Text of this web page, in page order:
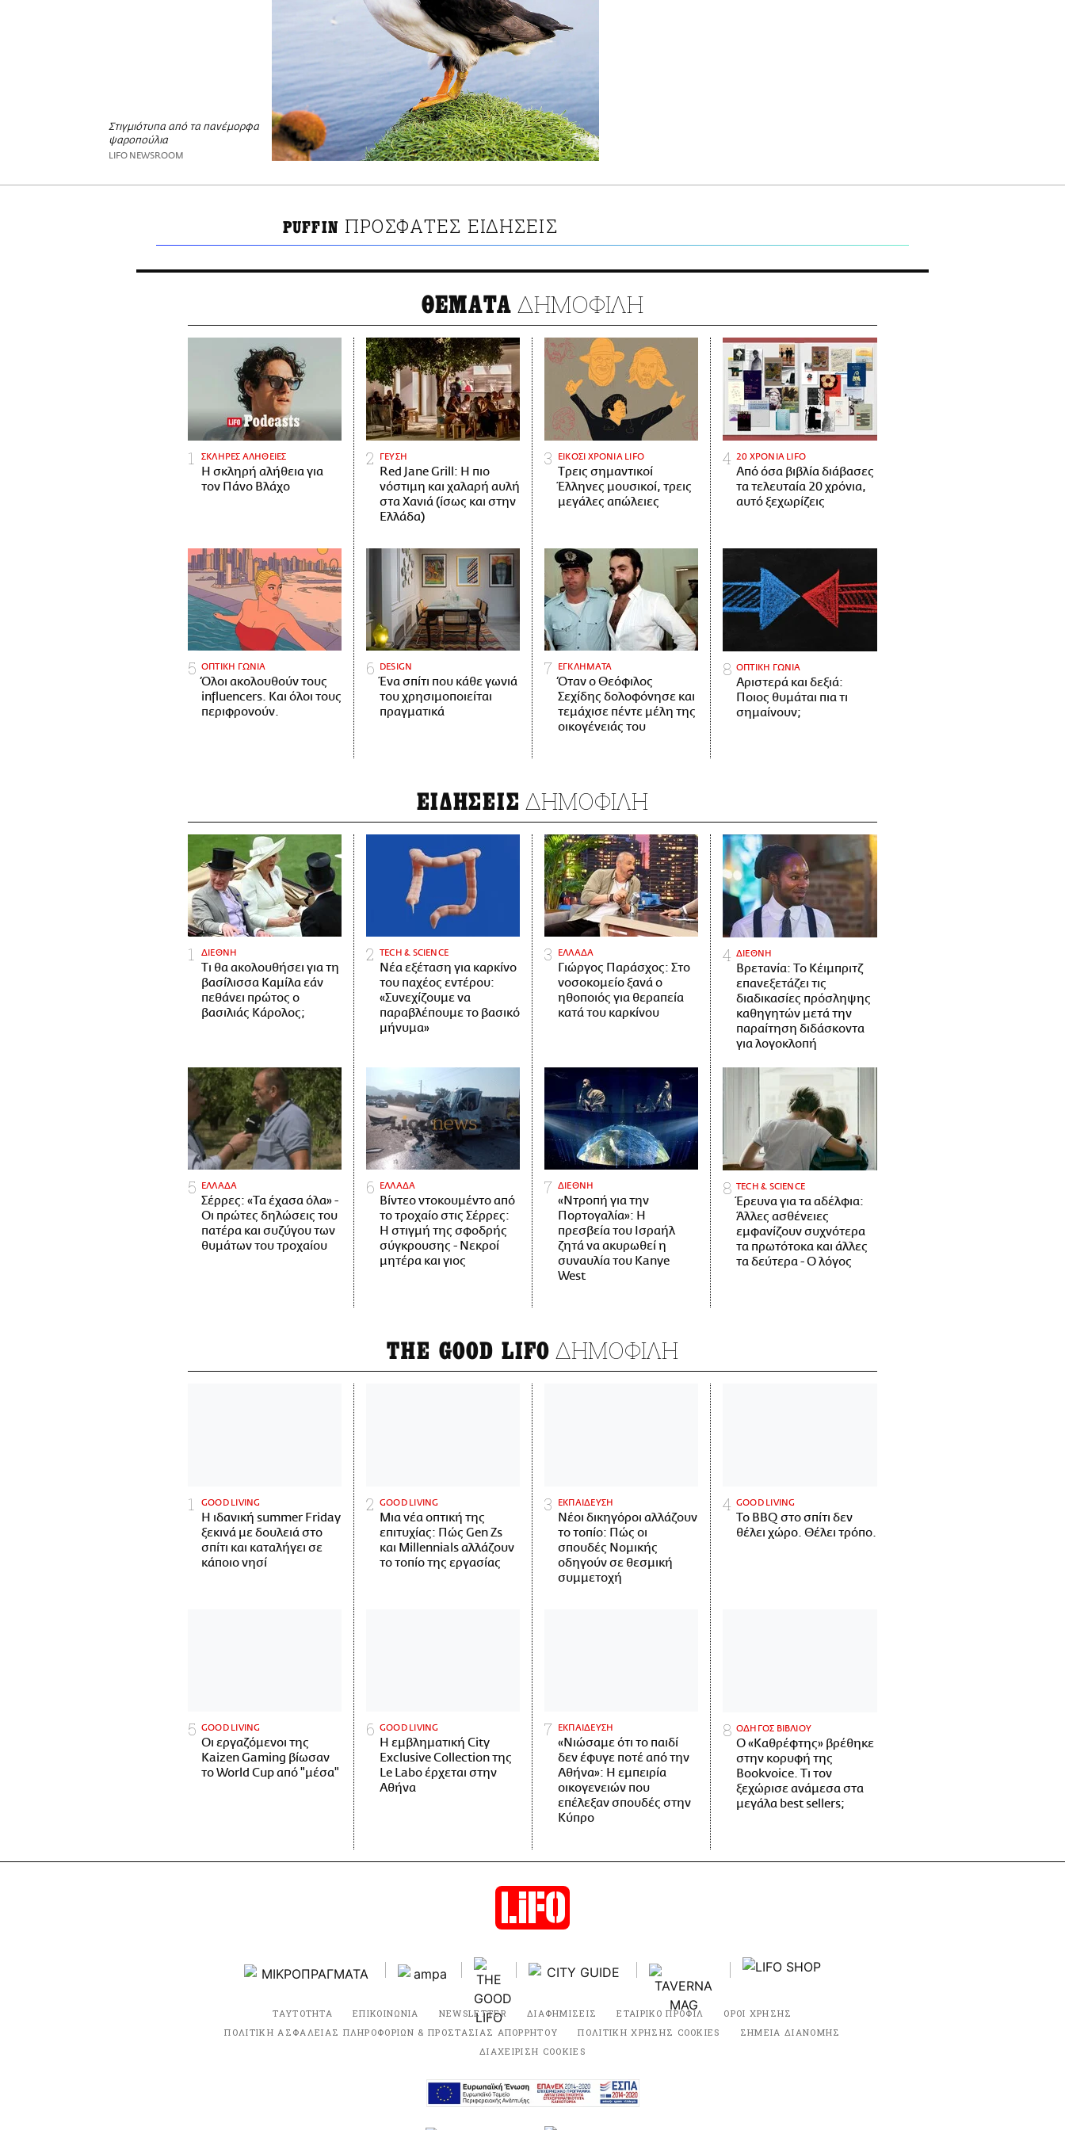
Στιγμιότυπα από τα πανέμορφα
ψαροπούλια
LIFO NEWSROOM
PUFFIN ΠΡΟΣΦΑΤΕΣ ΕΙΔΗΣΕΙΣ
ΘΕΜΑΤΑ ΔΗΜΟΦΙΛΗ
ΣΚΛΗΡΕΣ ΑΛΗΘΕΙΕΣ
H σκληρή αλήθεια για
τον Πάνο Βλάχο
ΓΕΥΣΗ
Red Jane Grill: Η πιο
νόστιμη και χαλαρή αυλή
στα Χανιά (ίσως και στην
Ελλάδα)
ΕΙΚΟΣΙ ΧΡΟΝΙΑ LIFO
Tρεις σημαντικοί
Έλληνες μουσικοί, τρεις
μεγάλες απώλειες
20 ΧΡΟΝΙΑ LIFO
Από όσα βιβλία διάβασες
τα τελευταία 20 χρόνια,
αυτό ξεχωρίζεις
ΟΠΤΙΚΗ ΓΩΝΙΑ
Όλοι ακολουθούν τους
influencers. Και όλοι τους
περιφρονούν.
DESIGN
Ένα σπίτι που κάθε γωνιά
του χρησιμοποιείται
πραγματικά
ΕΓΚΛΗΜΑΤΑ
Όταν ο Θεόφιλος
Σεχίδης δολοφόνησε και
τεμάχισε πέντε μέλη της
οικογένειάς του
ΟΠΤΙΚΗ ΓΩΝΙΑ
Αριστερά και δεξιά:
Ποιος θυμάται πια τι
σημαίνουν;
ΕΙΔΗΣΕΙΣ ΔΗΜΟΦΙΛΗ
ΔΙΕΘΝΗ
Τι θα ακολουθήσει για τη
βασίλισσα Καμίλα εάν
πεθάνει πρώτος ο
βασιλιάς Κάρολος;
ΤECH & SCIENCE
Νέα εξέταση για καρκίνο
του παχέος εντέρου:
«Συνεχίζουμε να
παραβλέπουμε το βασικό
μήνυμα»
ΕΛΛΑΔΑ
Γιώργος Παράσχος: Στο
νοσοκομείο ξανά ο
ηθοποιός για θεραπεία
κατά του καρκίνου
ΔΙΕΘΝΗ
Βρετανία: Το Κέιμπριτζ
επανεξετάζει τις
διαδικασίες πρόσληψης
καθηγητών μετά την
παραίτηση διδάσκοντα
για λογοκλοπή
ΕΛΛΑΔΑ
Σέρρες: «Τα έχασα όλα» -
Οι πρώτες δηλώσεις του
πατέρα και συζύγου των
θυμάτων του τροχαίου
ΕΛΛΑΔΑ
Βίντεο ντοκουμέντο από
το τροχαίο στις Σέρρες:
Η στιγμή της σφοδρής
σύγκρουσης - Νεκροί
μητέρα και γιος
ΔΙΕΘΝΗ
«Ντροπή για την
Πορτογαλία»: Η
πρεσβεία του Ισραήλ
ζητά να ακυρωθεί η
συναυλία του Kanye
West
ΤECH & SCIENCE
Έρευνα για τα αδέλφια:
Άλλες ασθένειες
εμφανίζουν συχνότερα
τα πρωτότοκα και άλλες
τα δεύτερα - Ο λόγος
THE GOOD LIFO ΔΗΜΟΦΙΛΗ
GOOD LIVING
Η ιδανική summer Friday
ξεκινά με δουλειά στο
σπίτι και καταλήγει σε
κάποιο νησί
GOOD LIVING
Μια νέα οπτική της
επιτυχίας: Πώς Gen Zs
και Millennials αλλάζουν
το τοπίο της εργασίας
ΕΚΠΑΙΔΕΥΣΗ
Νέοι δικηγόροι αλλάζουν
το τοπίο: Πώς οι
σπουδές Νομικής
οδηγούν σε θεσμική
συμμετοχή
GOOD LIVING
Το BBQ στο σπίτι δεν
θέλει χώρο. Θέλει τρόπο.
GOOD LIVING
Οι εργαζόμενοι της
Kaizen Gaming βίωσαν
το World Cup από "μέσα"
GOOD LIVING
Η εμβληματική City
Exclusive Collection της
Le Labo έρχεται στην
Αθήνα
ΕΚΠΑΙΔΕΥΣΗ
«Νιώσαμε ότι το παιδί
δεν έφυγε ποτέ από την
Αθήνα»: Η εμπειρία
οικογενειών που
επέλεξαν σπουδές στην
Κύπρο
ΟΔΗΓΟΣ ΒΙΒΛΙΟΥ
Ο «Καθρέφτης» βρέθηκε
στην κορυφή της
Bookvoice. Τι τον
ξεχώρισε ανάμεσα στα
μεγάλα best sellers;
ΤΑΥΤΟΤΗΤΑ ΕΠΙΚΟΙΝΩΝΙΑ NEWSLETTER ΔΙΑΦΗΜΙΣΕΙΣ ΕΤΑΙΡΙΚΟ ΠΡΟΦΙΛ
ΟΡΟΙ ΧΡΗΣΗΣ
ΠΟΛΙΤΙΚΗ ΑΣΦΑΛΕΙΑΣ ΠΛΗΡΟΦΟΡΙΩΝ & ΠΡΟΣΤΑΣΙΑΣ ΑΠΟΡΡΗΤΟΥ
ΠΟΛΙΤΙΚΗ ΧΡΗΣΗΣ COOKIES
ΣΗΜΕΙΑ ΔΙΑΝΟΜΗΣ
ΔΙΑΧΕΙΡΙΣΗ COOKIES